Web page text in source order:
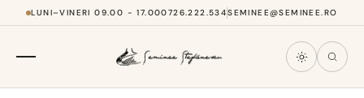
LUNI–VINERI 09.00 - 17.000726.222.534SEMINEE@SEMINEE.RO